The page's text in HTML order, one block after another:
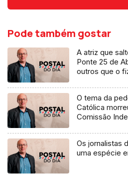
Pode também gostar
A atriz que
Ponte 25 de
outros que o
O tema da
Católica
Comissão
Os jornalistas
uma espécie